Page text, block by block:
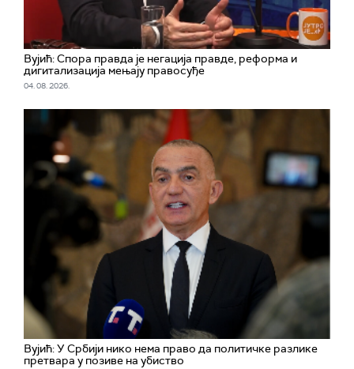
Вујић: Спора правда је негација правде, реформа и
дигитализација мењају правосуђе
04. 08. 2026.
Вујић: У Србији нико нема право да политичке разлике
претвара у позиве на убиство